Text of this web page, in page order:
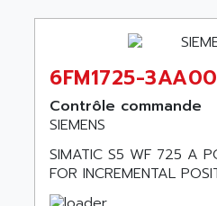
ROTOVAR
507
PANELVIEW 1200
MDLQ
GP2000 Series
AQUAMED
AQUAMETRO
AQUASET
ARBO
ARBOR
ARBURG
ARC MACHINES
6FM1725-3AA00
Contrôle commande
SIEMENS
SIMATIC S5 WF 725 A
FOR INCREMENTAL